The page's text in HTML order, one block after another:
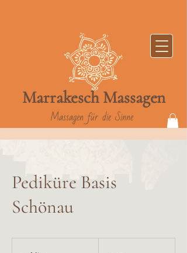
Marrakesch Massagen
Massagen für die Sinne
Pediküre Basis
Schönau